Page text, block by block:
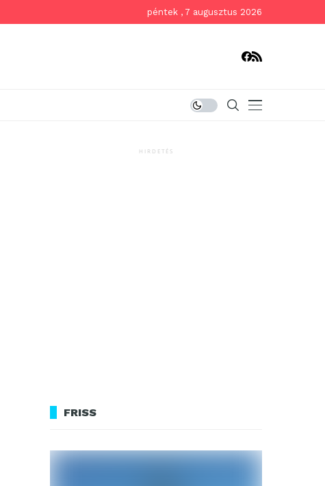
péntek , 7 augusztus 2026
HIRDETÉS
FRISS